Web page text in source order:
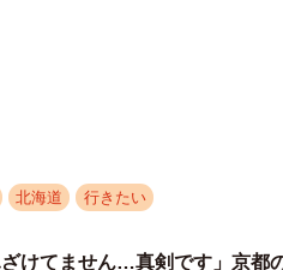
してくれたエリちゃんの運営
#北海道難読地名」などのあ
北海道 行きたい
ざけてません…真剣です」京